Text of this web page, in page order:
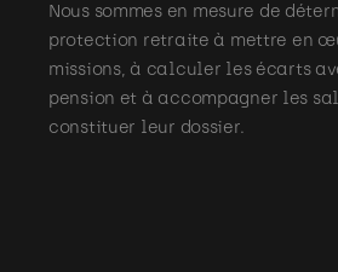
Nous sommes en mesure de
protection retraite à mettre en
missions, à calculer les écarts
pension et à accompagner les
constituer leur dossier.